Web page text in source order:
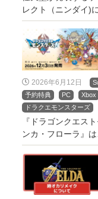
レクト（ニンダイ)
2026年6月12日
予約特典
PC Xbox
ドラクエモンスターズ
『ドラゴンクエス
ンカ・フローラ』は